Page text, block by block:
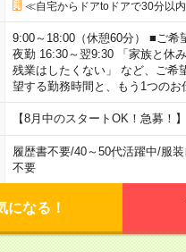
≪自宅からドアtoドアで30分以
9:00～18:00（休憩60分） ■ご希
夜勤 16:30～翌9:30 「家族と休
残業はしたくない」 など、ご
望する勤務時間と、もう1つのお
【8月中のスタートOK！急募
履歴書不要/40～50代活躍中/服装
不要
になる！